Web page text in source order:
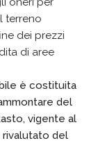
terreno
dei prezzi
di aree
è costituita
del
vigente al
rivalutato del